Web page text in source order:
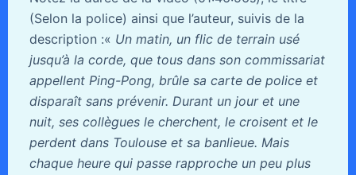
(Selon la police) ainsi que l’auteur, suivis de la
description :« Un matin, un flic de terrain usé
jusqu’à la corde, que tous dans son commissariat
appellent Ping-Pong, brûle sa carte de police et
disparaît sans prévenir. Durant un jour et une
nuit, ses collègues le cherchent, le croisent et le
perdent dans Toulouse et sa banlieue. Mais
chaque heure qui passe rapproche un peu plus